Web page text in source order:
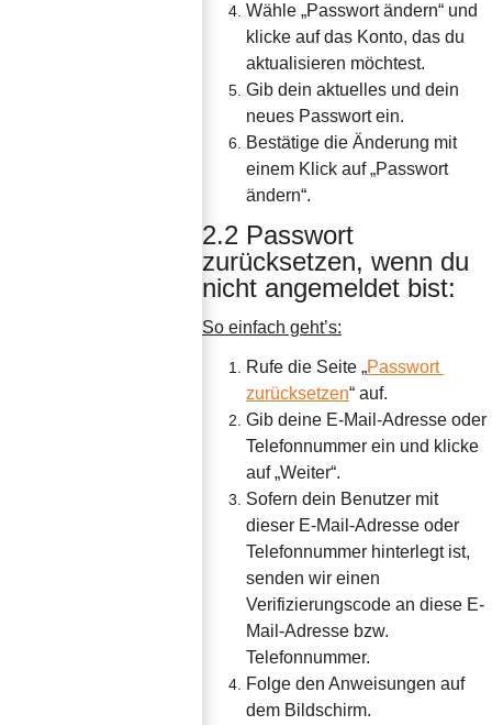
Wähle „Passwort ändern“ und
klicke auf das Konto, das du
aktualisieren möchtest.
Gib dein aktuelles und dein
neues Passwort ein.
Bestätige die Änderung mit
einem Klick auf „Passwort
ändern“.
2.2 Passwort
zurücksetzen, wenn du
nicht angemeldet bist:
So einfach geht’s:
Rufe die Seite „Passwort
zurücksetzen“ auf.
Gib deine E-Mail-Adresse oder
Telefonnummer ein und klicke
auf „Weiter“.
Sofern dein Benutzer mit
dieser E-Mail-Adresse oder
Telefonnummer hinterlegt ist,
senden wir einen
Verifizierungscode an diese E-
Mail-Adresse bzw.
Telefonnummer.
Folge den Anweisungen auf
dem Bildschirm.